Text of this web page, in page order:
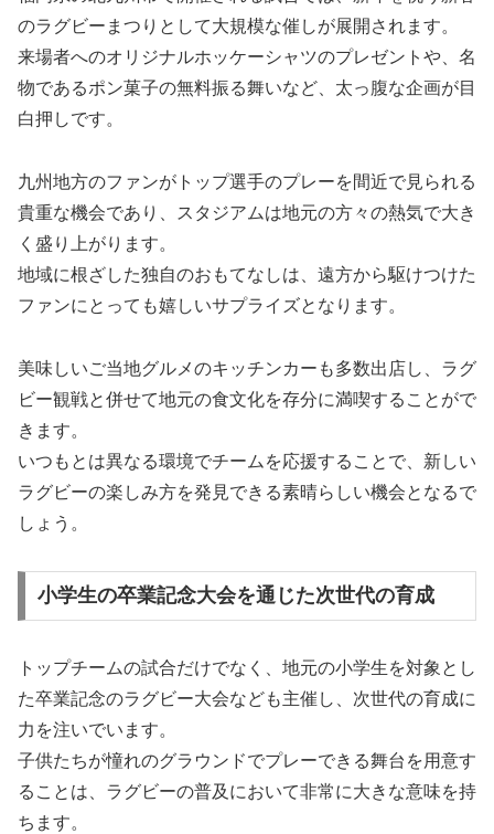
のラグビーまつりとして大規模な催しが展開されます。
来場者へのオリジナルホッケーシャツのプレゼントや、名
物であるポン菓子の無料振る舞いなど、太っ腹な企画が目
白押しです。
九州地方のファンがトップ選手のプレーを間近で見られる
貴重な機会であり、スタジアムは地元の方々の熱気で大き
く盛り上がります。
地域に根ざした独自のおもてなしは、遠方から駆けつけた
ファンにとっても嬉しいサプライズとなります。
美味しいご当地グルメのキッチンカーも多数出店し、ラグ
ビー観戦と併せて地元の食文化を存分に満喫することがで
きます。
いつもとは異なる環境でチームを応援することで、新しい
ラグビーの楽しみ方を発見できる素晴らしい機会となるで
しょう。
小学生の卒業記念大会を通じた次世代の育成
トップチームの試合だけでなく、地元の小学生を対象とし
た卒業記念のラグビー大会なども主催し、次世代の育成に
力を注いでいます。
子供たちが憧れのグラウンドでプレーできる舞台を用意す
ることは、ラグビーの普及において非常に大きな意味を持
ちます。